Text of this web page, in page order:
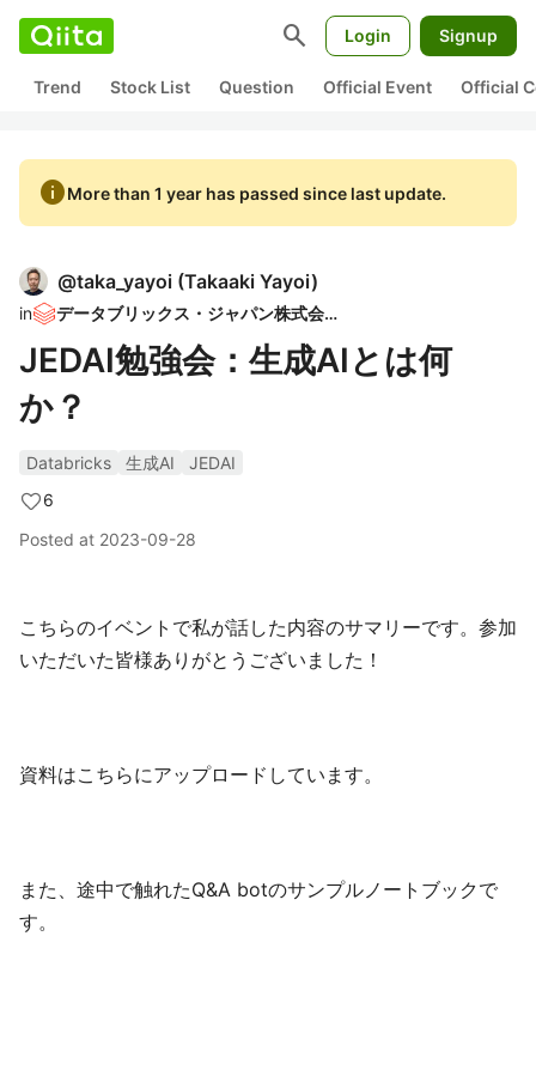
search Login Signup
Trend Stock List Question Official Event Official
infoMore than 1 year has passed since last update.
@taka_yayoi (Takaaki Yayoi)
in データブリックス・ジャパン株式会社
JEDAI勉強会：生成AIとは何
か？
Databricks 生成AI
JEDAI
6
Posted at 2023-09-28
こちらのイベントで私が話した内容のサマリーです。参加
いただいた皆様ありがとうございました！
資料はこちらにアップロードしています。
また、途中で触れたQ&A botのサンプルノートブックで
す。